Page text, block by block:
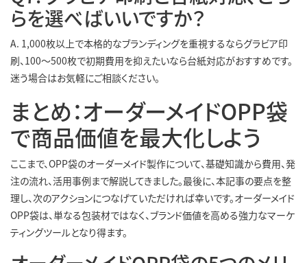
らを選べばいいですか？
A. 1,000枚以上で本格的なブランディングを重視するならグラビア印
刷、100〜500枚で初期費用を抑えたいなら台紙対応がおすすめです。
迷う場合はお気軽にご相談ください。
まとめ：オーダーメイドOPP袋
で商品価値を最大化しよう
ここまで、OPP袋のオーダーメイド製作について、基礎知識から費用、発
注の流れ、活用事例まで解説してきました。最後に、本記事の要点を整
理し、次のアクションにつなげていただければ幸いです。オーダーメイド
OPP袋は、単なる包装材ではなく、ブランド価値を高める強力なマーケ
ティングツールとなり得ます。